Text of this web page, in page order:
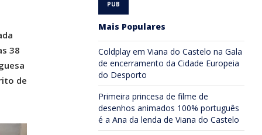
38
de
Mais Populares
Coldplay em Viana do Castelo na Gala
de encerramento da Cidade Europeia
do Desporto
Primeira princesa de filme de
desenhos animados 100% português
é a Ana da lenda de Viana do Castelo